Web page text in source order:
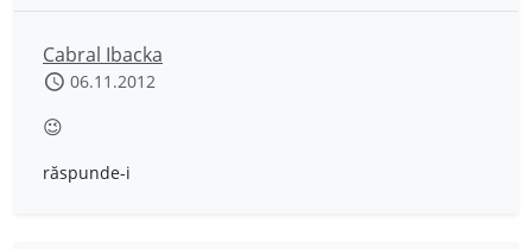
Cabral Ibacka
06.11.2012
😉
răspunde-i